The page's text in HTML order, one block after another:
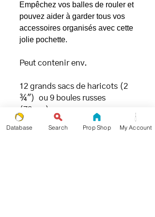
Empêchez vos balles de rouler et
pouvez aider à garder tous vos
accessoires organisés avec cette
jolie pochette.
Peut contenir env.
12 grands sacs de haricots (2
¾") ou 9 boules russes
(72mm)
Database Search Prop Shop My Account